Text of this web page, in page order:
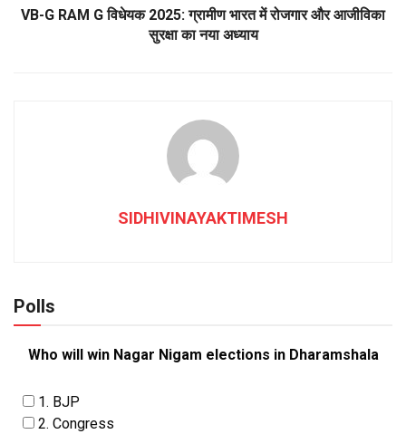
VB-G RAM G विधेयक 2025: ग्रामीण भारत में रोजगार और आजीविका
सुरक्षा का नया अध्याय
SIDHIVINAYAKTIMESH
Polls
Who will win Nagar Nigam elections in Dharamshala
1. BJP
2. Congress